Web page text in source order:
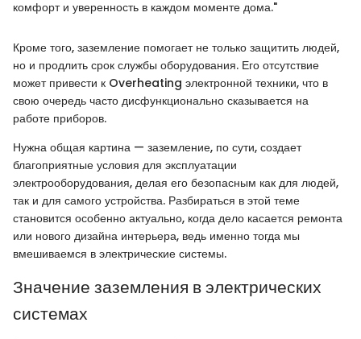
комфорт и уверенность в каждом моменте дома."
Кроме того, заземление помогает не только защитить людей,
но и продлить срок службы оборудования. Его отсутствие
может привести к Overheating электронной техники, что в
свою очередь часто дисфункционально сказывается на
работе приборов.
Нужна общая картина — заземление, по сути, создает
благоприятные условия для эксплуатации
электрооборудования, делая его безопасным как для людей,
так и для самого устройства. Разбираться в этой теме
становится особенно актуально, когда дело касается ремонта
или нового дизайна интерьера, ведь именно тогда мы
вмешиваемся в электрические системы.
Значение заземления в электрических
системах